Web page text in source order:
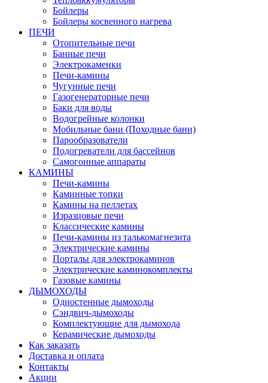
Бойлеры
Бойлеры косвенного нагрева
ПЕЧИ
Отопительные печи
Банные печи
Электрокаменки
Печи-камины
Чугунные печи
Газогенераторные печи
Баки для воды
Водогрейные колонки
Мобильные бани (Походные бани)
Парообразователи
Подогреватели для бассейнов
Самогонные аппараты
КАМИНЫ
Печи-камины
Каминные топки
Камины на пеллетах
Изразцовые печи
Классические камины
Печи-камины из талькомагнезита
Электрические камины
Порталы для электрокаминов
Электрические каминокомплекты
Газовые камины
ДЫМОХОДЫ
Одностенные дымоходы
Сэндвич-дымоходы
Комплектующие для дымохода
Керамические дымоходы
Как заказать
Доставка и оплата
Контакты
Акции